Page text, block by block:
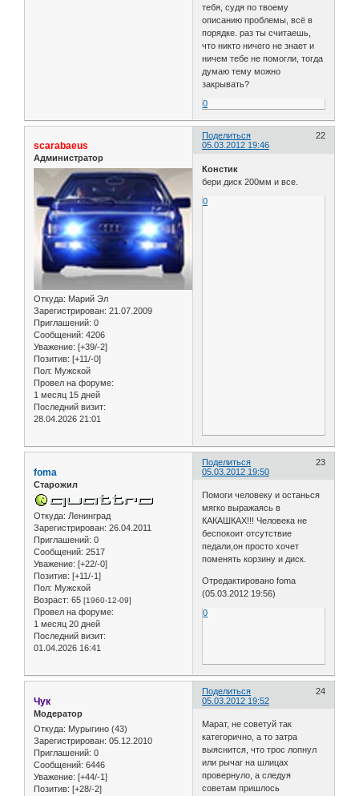
тебя, судя по твоему
описанию проблемы, всё в
порядке. раз ты считаешь,
что никто ничего не знает и
ничем тебе не помогли, тогда
думаю тему можно
закрывать?
0
Поделиться
22
05.03.2012 19:46
scarabaeus
Администратор
Откуда: Марий Эл
Зарегистрирован: 21.07.2009
Приглашений: 0
Сообщений: 4206
Уважение: [+39/-2]
Позитив: [+11/-0]
Пол: Мужской
Провел на форуме:
1 месяц 15 дней
Последний визит:
28.04.2026 21:01
Констик
бери диск 200мм и все.
0
Поделиться
23
05.03.2012 19:50
foma
Старожил
Откуда: Ленинград
Зарегистрирован: 26.04.2011
Приглашений: 0
Сообщений: 2517
Уважение: [+22/-0]
Позитив: [+11/-1]
Пол: Мужской
Возраст: 65 [1960-12-09]
Провел на форуме:
1 месяц 20 дней
Последний визит:
01.04.2026 16:41
Помоги человеку и останься
мягко выражаясь в
КАКАШКАХ!!! Человека не
беспокоит отсутствие
педали,он просто хочет
поменять корзину и диск.
Отредактировано foma
(05.03.2012 19:56)
0
Поделиться
24
05.03.2012 19:52
Чук
Модератор
Откуда: Мурыгино (43)
Зарегистрирован: 05.12.2010
Приглашений: 0
Сообщений: 6446
Уважение: [+44/-1]
Позитив: [+28/-2]
Марат, не советуй так
категорично, а то затра
выяснится, что трос лопнул
или рычаг на шлицах
провернуло, а следуя
советам пришлось